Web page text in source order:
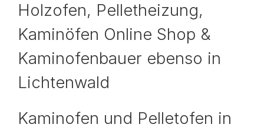
Holzofen, Pelletheizung,
Kaminöfen Online Shop &
Kaminofenbauer ebenso in
Lichtenwald
Kaminofen und Pelletofen in